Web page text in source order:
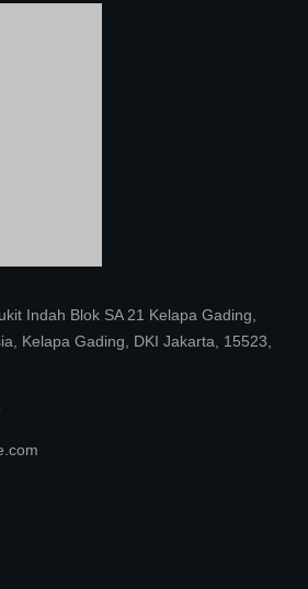
Indah Blok SA 21 Kelapa Gading,
Kelapa Gading, DKI Jakarta, 15523,